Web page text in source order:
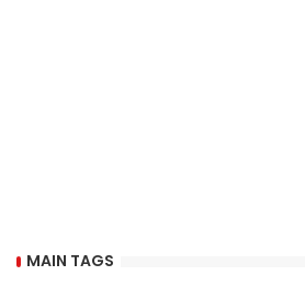
MAIN TAGS